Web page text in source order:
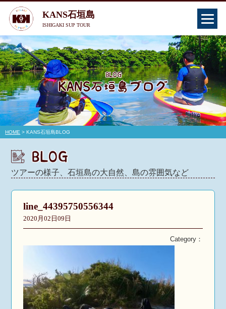
KANS石垣島
ISHIGAKI SUP TOUR
HOME > KANS石垣島BLOG
ツアーの様子、石垣島の大自然、島の雰囲気など
line_44395750556344
2020月02日09日
Category：